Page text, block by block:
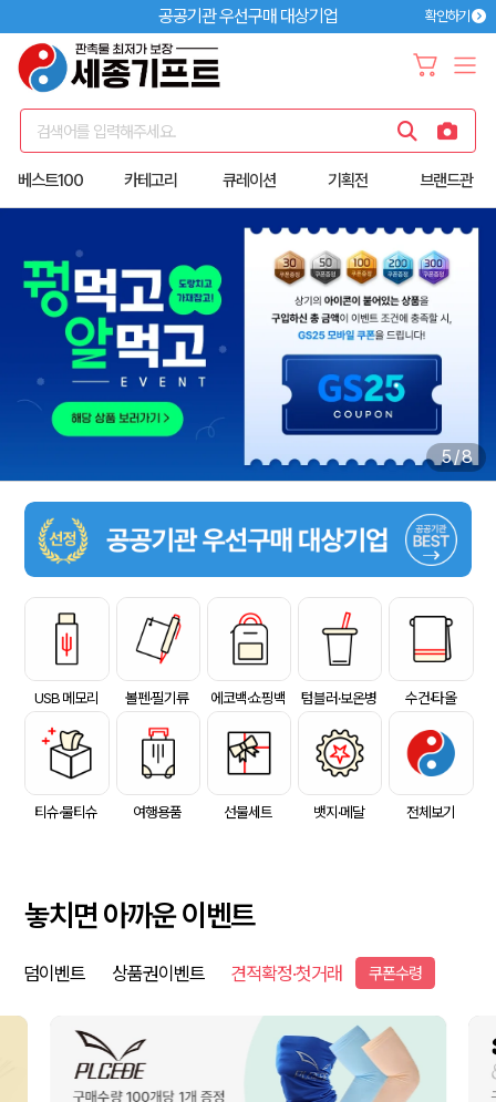
공공기관 우선구매 대상기업 확인하기
검색어를 입력해주세요.
베스트100 카테고리 큐레이션 기획전 브랜드관
6/8
USB 메모리 볼펜·필기류 에코백·쇼핑백 텀블러·보온병 수건·타올
티슈·물티슈 여행용품 선물세트 뱃지·메달 전체보기
놓치면 아까운 이벤트
덤이벤트 상품권이벤트 견적확정·첫거래 쿠폰수령